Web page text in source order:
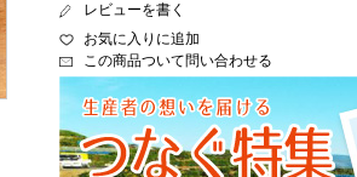
レビューを書く
お気に入りに追加
この商品ついて問い合わせる